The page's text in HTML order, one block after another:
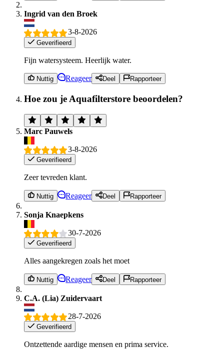
Ingrid van den Broek
3-8-2026
Geverifieerd
Fijn watersysteem. Heerlijk water.
Nuttig Reageer Deel Rapporteer
Hoe zou je Aquafilterstore beoordelen?
Marc Pauwels
3-8-2026
Geverifieerd
Zeer tevreden klant.
Nuttig Reageer Deel Rapporteer
Sonja Knaepkens
30-7-2026
Geverifieerd
Alles aangekregen zoals het moet
Nuttig Reageer Deel Rapporteer
C.A. (Lia) Zuidervaart
28-7-2026
Geverifieerd
Ontzettende aardige mensen en prima service.